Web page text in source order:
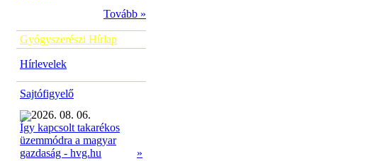
Tovább »
Gyógyszerészi Hírlap
Hírlevelek
Sajtófigyelő
2026. 08. 06.
Így kapcsolt takarékos
üzemmódra a magyar
gazdaság - hvg.hu
»